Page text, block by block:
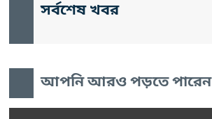
সর্বশেষ খবর
আপনি আরও পড়তে পারেন